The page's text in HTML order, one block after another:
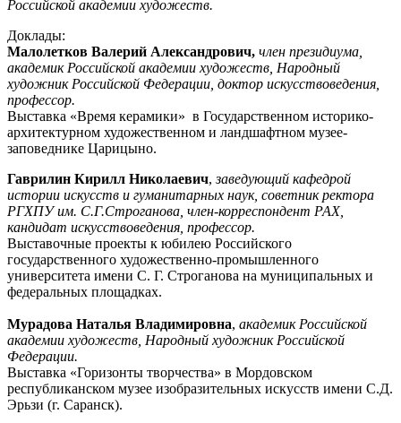
Российской академии художеств.
Доклады:
Малолетков Валерий Александрович, член президиума,
академик Российской академии художеств, Народный
художник Российской Федерации, доктор искусствоведения,
профессор.
Выставка «Время керамики» в Государственном историко-
архитектурном художественном и ландшафтном музее-
заповеднике Царицыно.
Гаврилин Кирилл Николаевич,заведующий кафедрой
истории искусств и гуманитарных наук, советник ректора
РГХПУ им. С.Г.Строганова, член-корреспондент РАХ,
кандидат искусствоведения, профессор.
Выставочные проекты к юбилею Российского
государственного художественно-промышленного
университета имени С. Г. Строганова на муниципальных и
федеральных площадках.
Мурадова Наталья Владимировна, академик Российской
академии художеств, Народный художник Российской
Федерации.
Выставка «Горизонты творчества» в Мордовском
республиканском музее изобразительных искусств имени С.Д.
Эрьзи (г. Саранск).